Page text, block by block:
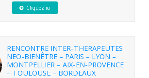
Cliquez ici
RENCONTRE INTER-THERAPEUTES
NEO-BIENÊTRE – PARIS – LYON –
MONTPELLIER – AIX-EN-PROVENCE
– TOULOUSE – BORDEAUX